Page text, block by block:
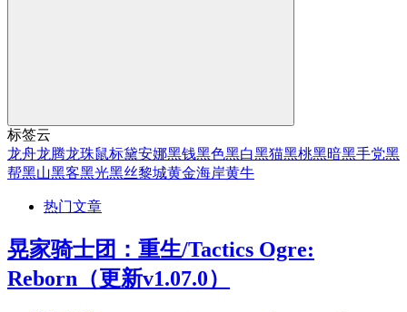
标签云
龙舟龙腾龙珠鼠标黛安娜黑钱黑色黑白黑猫黑桃黑暗黑手党黑
帮黑山黑客黑光黑丝黎城黄金海岸黄牛
热门文章
晃家骑士团：重生/Tactics Ogre:
Reborn（更新v1.07.0）